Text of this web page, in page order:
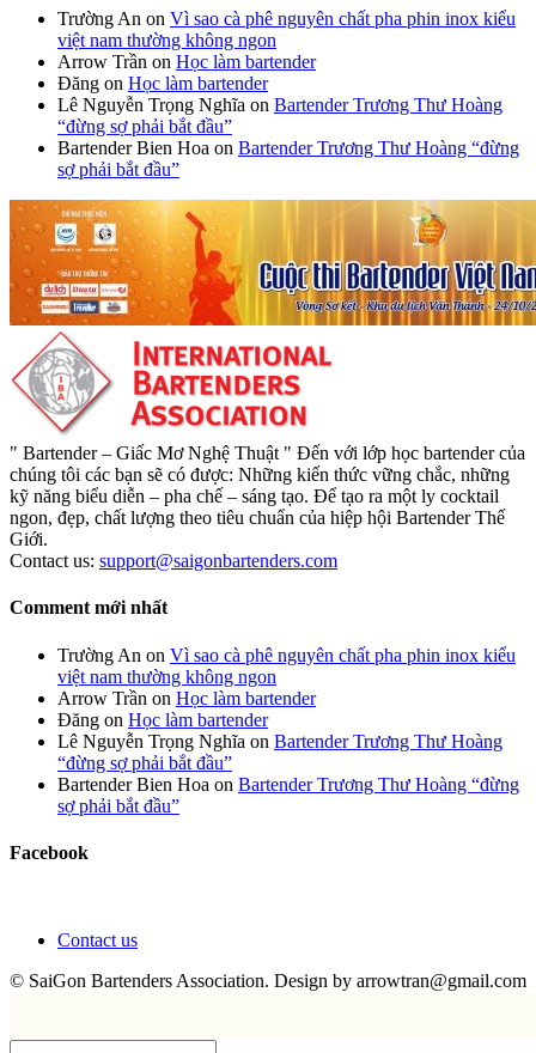
Trường An on Vì sao cà phê nguyên chất pha phin inox kiểu
việt nam thường không ngon
Arrow Trần on Học làm bartender
Đăng on Học làm bartender
Lê Nguyễn Trọng Nghĩa on Bartender Trương Thư Hoàng
“đừng sợ phải bắt đầu”
Bartender Bien Hoa on Bartender Trương Thư Hoàng “đừng
sợ phải bắt đầu”
" Bartender – Giấc Mơ Nghệ Thuật " Đến với lớp học bartender của
chúng tôi các bạn sẽ có được: Những kiến thức vững chắc, những
kỹ năng biểu diễn – pha chế – sáng tạo. Để tạo ra một ly cocktail
ngon, đẹp, chất lượng theo tiêu chuẩn của hiệp hội Bartender Thế
Giới.
Contact us: support@saigonbartenders.com
Comment mới nhất
Trường An on Vì sao cà phê nguyên chất pha phin inox kiểu
việt nam thường không ngon
Arrow Trần on Học làm bartender
Đăng on Học làm bartender
Lê Nguyễn Trọng Nghĩa on Bartender Trương Thư Hoàng
“đừng sợ phải bắt đầu”
Bartender Bien Hoa on Bartender Trương Thư Hoàng “đừng
sợ phải bắt đầu”
Facebook
Contact us
© SaiGon Bartenders Association. Design by arrowtran@gmail.com